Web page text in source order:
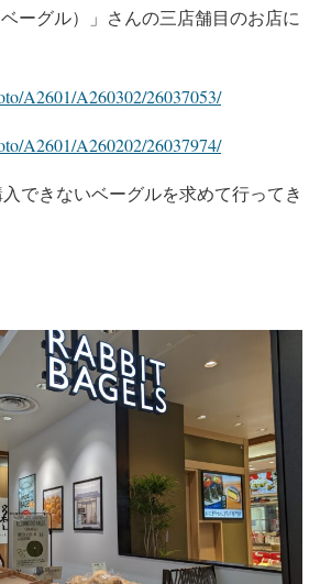
ーグル）」さんの三店舗目のお店に
A2601/A260302/26037053/
A2601/A260202/26037974/
できないベーグルを求めて行ってき